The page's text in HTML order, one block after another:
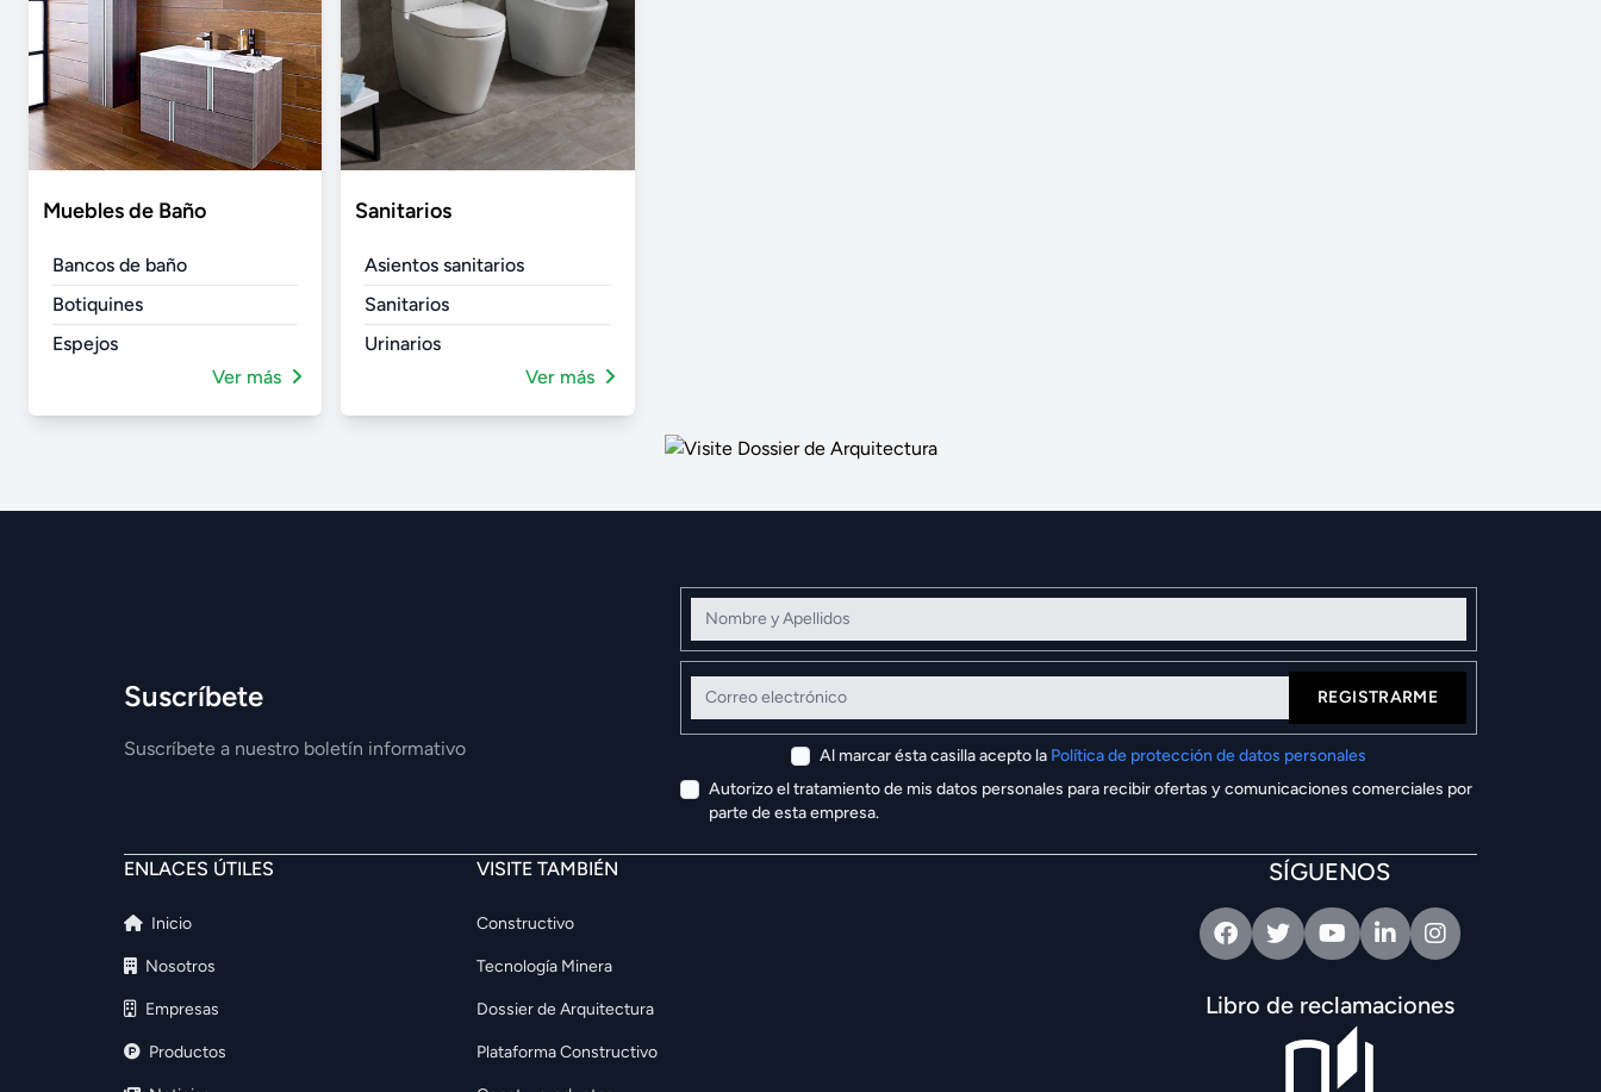
Muebles de Baño
Bancos de baño
Botiquines
Espejos
Ver más
Sanitarios
Asientos sanitarios
Sanitarios
Urinarios
Ver más
Suscríbete
Suscríbete a nuestro boletín informativo
Nombre y Apellidos
Correo electrónico
REGISTRARME
Al marcar ésta casilla acepto la Política de protección de datos personales
Autorizo el tratamiento de mis datos personales para recibir ofertas y comunicaciones comerciales por
parte de esta empresa.
ENLACES ÚTILES
Inicio
Nosotros
Empresas
Productos
VISITE TAMBIÉN
Constructivo
Tecnología Minera
Dossier de Arquitectura
Plataforma Constructivo
SÍGUENOS
FacebookTwitterYoutubeLinkedinIntagram
Libro de reclamaciones